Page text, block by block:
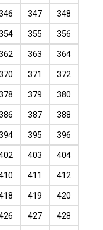
347 348
355 356
363 364
371 372
379 380
387 388
395 396
403 404
411 412
419 420
427 428